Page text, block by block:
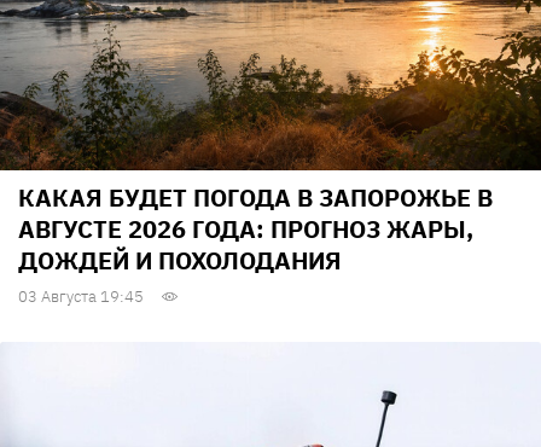
КАКАЯ БУДЕТ ПОГОДА В ЗАПОРОЖЬЕ В
АВГУСТЕ 2026 ГОДА: ПРОГНОЗ ЖАРЫ,
ДОЖДЕЙ И ПОХОЛОДАНИЯ
03 Августа 19:45